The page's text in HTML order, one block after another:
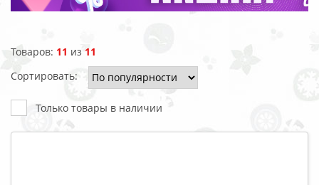
Товаров: 11 из 11
Сортировать:
Только товары в наличии